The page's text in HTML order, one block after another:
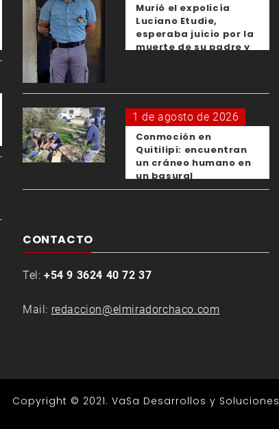
Murió el expolicía
Luciano Etudie,
esperaba juicio por la
muerte de su padre y
1 de agosto de 2026
Conmoción en
Quitilipi: encuentran
un cráneo humano en
un basural
CONTACTO
Tel: +54 9 3624 40 72 37
Mail: redaccion@elmiradorchaco.com
Copyright © 2021. VaSa Desarrollos y Soluciones